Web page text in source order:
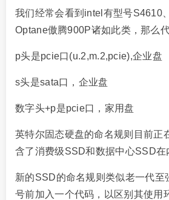
我们经常会看到intel有型号S4610
Optane傲腾900P诸如此类，那么
p头是pcie口(u.2,m.2,pcie),企业盘
s头是sata口，企业盘
数字头+p是pcie口，家用盘
英特尔固态硬盘的命名规则目前正
含了消费级SSD和数据中心SSD在
新的SSD的命名规则类似老一代至
号前加入一个代码，以区别其使用